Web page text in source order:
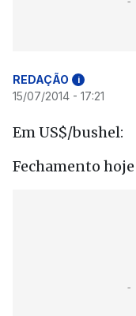
REDAÇÃO i
15/07/2014 - 17:21
Em US$/bushel:
Fechamento